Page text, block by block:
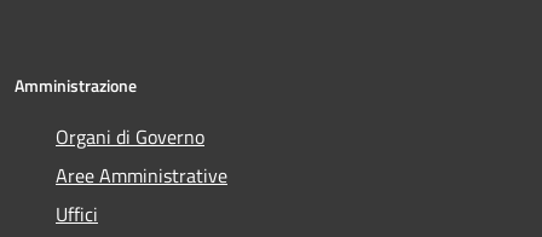
Amministrazione
Organi di Governo
Aree Amministrative
Uffici